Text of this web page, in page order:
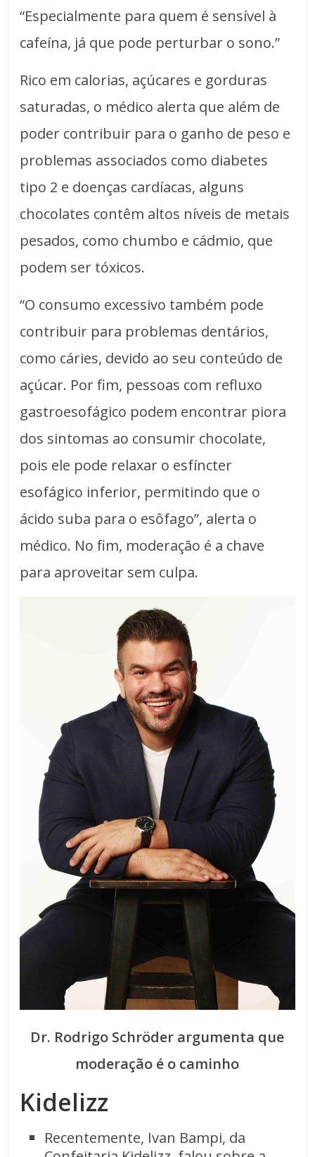
“Especialmente para quem é sensível à
cafeína, já que pode perturbar o sono.”
Rico em calorias, açúcares e gorduras
saturadas, o médico alerta que além de
poder contribuir para o ganho de peso e
problemas associados como diabetes
tipo 2 e doenças cardíacas, alguns
chocolates contêm altos níveis de metais
pesados, como chumbo e cádmio, que
podem ser tóxicos.
“O consumo excessivo também pode
contribuir para problemas dentários,
como cáries, devido ao seu conteúdo de
açúcar. Por fim, pessoas com refluxo
gastroesofágico podem encontrar piora
dos sintomas ao consumir chocolate,
pois ele pode relaxar o esfíncter
esofágico inferior, permitindo que o
ácido suba para o esôfago”, alerta o
médico. No fim, moderação é a chave
para aproveitar sem culpa.
Dr. Rodrigo Schröder argumenta que
moderação é o caminho
Kidelizz
Recentemente, Ivan Bampi, da